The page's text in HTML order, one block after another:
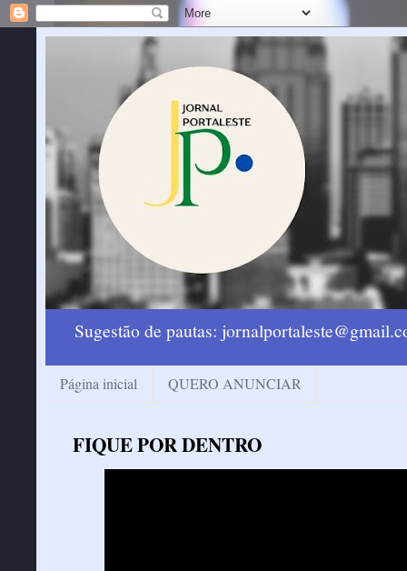
Sugestão de pautas:
Página inicial QUERO ANUNCIAR
FIQUE POR DENTRO